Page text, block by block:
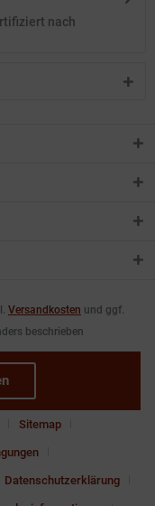
nach
Versandkosten und ggf.
beschrieben
Sitemap
Datenschutzerklärung